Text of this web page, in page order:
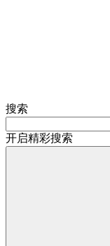
搜索
开启精彩搜索